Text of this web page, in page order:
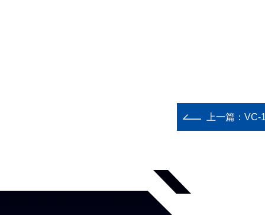
上一篇： VC-